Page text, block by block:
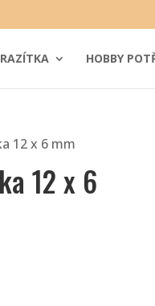
HOBBY
12 x 6 mm
12 x 6